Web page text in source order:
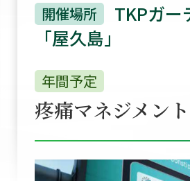
開催場所
TKPガー
「屋久島｣
年間予定
疼痛マネジメン